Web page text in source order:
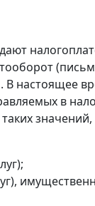
В настоящее
в
значений,